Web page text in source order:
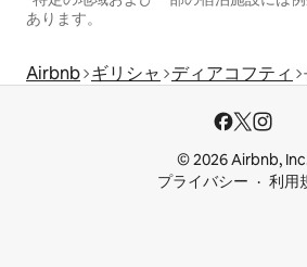
あります。
Airbnb ギリシャ ディアコフティ
© 2026 Airbnb,
プライバシー
利用